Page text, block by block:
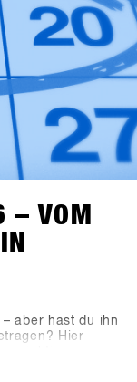
– VOM
aber hast du ihn
Hier